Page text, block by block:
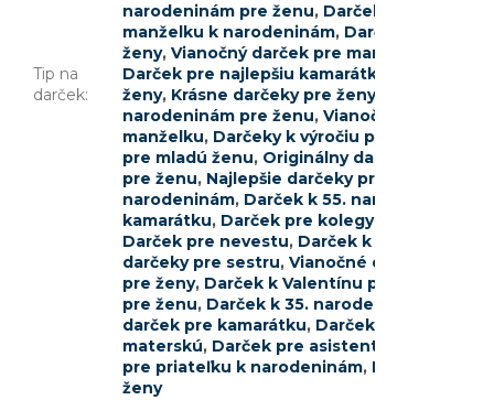
Tip na
darček:
narodeninám pre ženu, Darček pre tetu
manželku k narodeninám, Darček pre
ženy, Vianočný darček pre mamičku
Darček pre najlepšiu kamarátku
ženy, Krásne darčeky pre ženy
narodeninám pre ženu, Vianočné darčeky
manželku, Darčeky k výročiu pre ženy
pre mladú ženu, Originálny darček pre
pre ženu, Najlepšie darčeky pre priateľku
narodeninám, Darček k 55. narodeninám
kamarátku, Darček pre kolegyňu
Darček pre nevestu, Darček k
darčeky pre sestru, Vianočné darčeky pre
pre ženy, Darček k Valentínu pre ženu
pre ženu, Darček k 35. narodeninám pre
darček pre kamarátku, Darček pre dospelú
materskú, Darček pre asistentku
pre priateľku k narodeninám, Darček pre
ženy